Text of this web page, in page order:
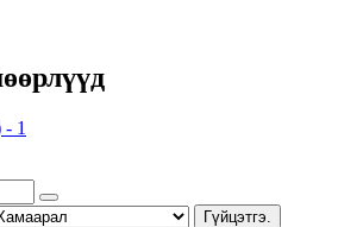
- 1
Гүйцэтгэ.